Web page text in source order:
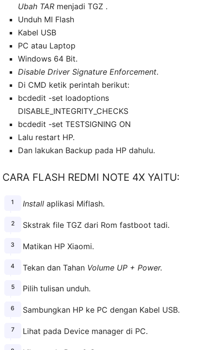
Ubah TAR menjadi TGZ .
Unduh MI Flash
Kabel USB
PC atau Laptop
Windows 64 Bit.
Disable Driver Signature Enforcement.
Di CMD ketik perintah berikut:
bcdedit -set loadoptions
DISABLE_INTEGRITY_CHECKS
bcdedit -set TESTSIGNING ON
Lalu restart HP.
Dan lakukan Backup pada HP dahulu.
CARA FLASH REDMI NOTE 4X YAITU:
Installaplikasi Miflash.
Skstrak file TGZ dari Rom fastboot tadi.
Matikan HP Xiaomi.
Tekan dan Tahan Volume UP + Power.
Pilih tulisan unduh.
Sambungkan HP ke PC dengan Kabel USB.
Lihat pada Device manager di PC.